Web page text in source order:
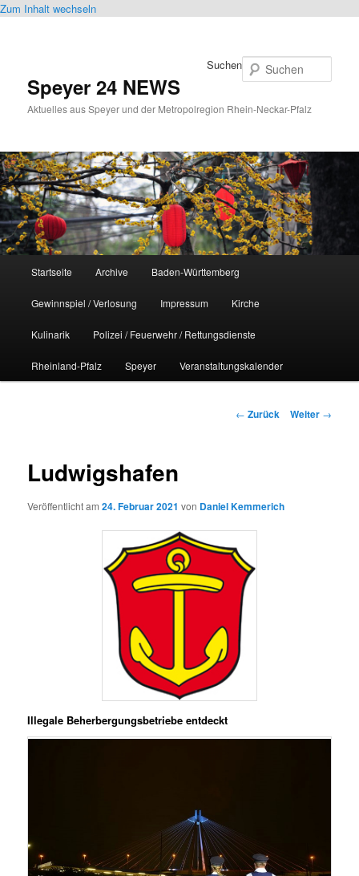
Zum Inhalt wechseln
Speyer 24 NEWS
Aktuelles aus Speyer und der Metropolregion Rhein-Neckar-Pfalz
Suchen
Startseite Archive Baden-Württemberg
Gewinnspiel / Verlosung Impressum Kirche
Kulinarik Polizei / Feuerwehr / Rettungsdienste
Rheinland-Pfalz Speyer Veranstaltungskalender
Beitrags-
← Zurück Weiter →
Ludwigshafen
Veröffentlicht am24. Februar 2021 von Daniel Kemmerich
Illegale Beherbergungsbetriebe entdeckt